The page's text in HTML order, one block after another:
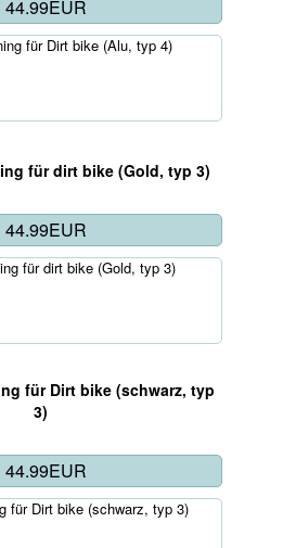
44.99EUR
für Dirt bike (Alu, typ 4)
44.99EUR
für dirt bike (Gold, typ 3)
44.99EUR
für Dirt bike (schwarz, typ 3)